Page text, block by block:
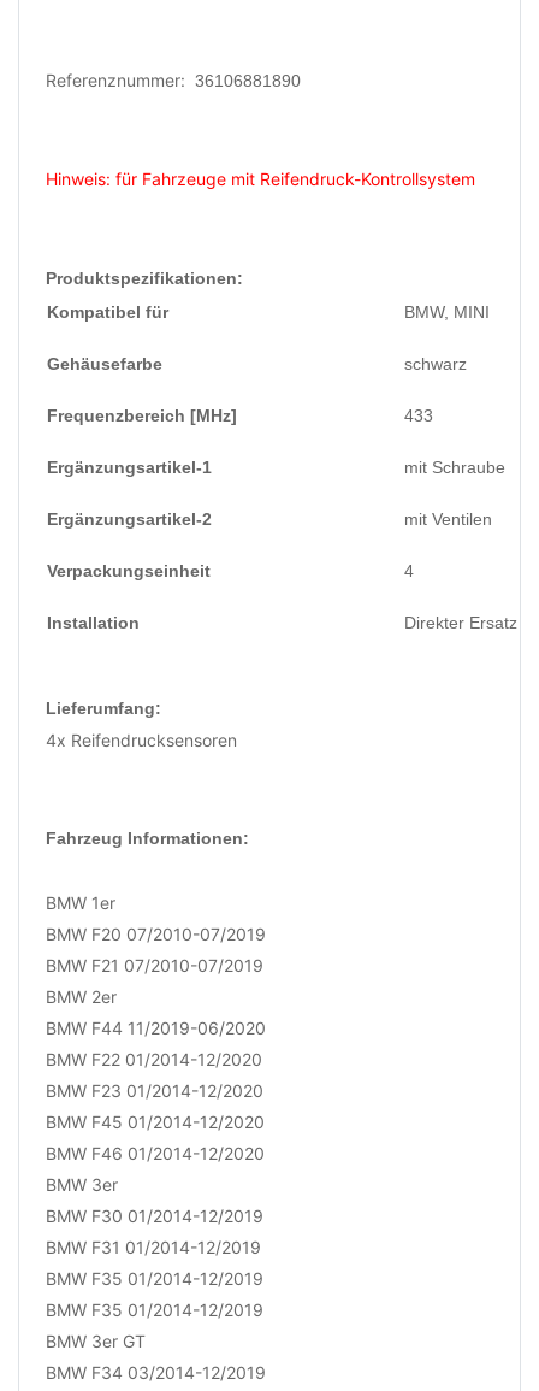
Referenznummer: 36106881890
Hinweis: für Fahrzeuge mit Reifendruck-Kontrollsystem
Produktspezifikationen:
Kompatibel für
BMW, MINI
Gehäusefarbe schwarz
Frequenzbereich [MHz] 433
Ergänzungsartikel-1 mit Schraube
Ergänzungsartikel-2 mit Ventilen
Verpackungseinheit 4
Installation Direkter Ersatz
Lieferumfang:
4x Reifendrucksensoren
Fahrzeug Informationen:
BMW 1er
BMW F20 07/2010-07/2019
BMW F21 07/2010-07/2019
BMW 2er
BMW F44 11/2019-06/2020
BMW F22 01/2014-12/2020
BMW F23 01/2014-12/2020
BMW F45 01/2014-12/2020
BMW F46 01/2014-12/2020
BMW 3er
BMW F30 01/2014-12/2019
BMW F31 01/2014-12/2019
BMW F35 01/2014-12/2019
BMW F35 01/2014-12/2019
BMW 3er GT
BMW F34 03/2014-12/2019